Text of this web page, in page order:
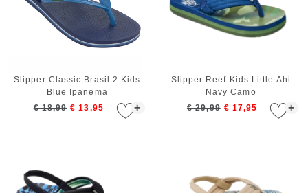
+
Slipper Classic Brasil 2 Kids
Blue Ipanema
€ 18,99 € 13,95 +
Slipper Reef Kids Little Ahi
Navy Camo
€ 29,99 € 17,95